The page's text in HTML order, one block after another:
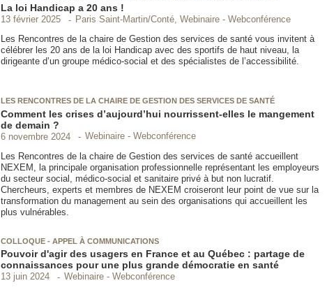
La loi Handicap a 20 ans !
13 février 2025
Paris Saint-Martin/Conté, Webinaire - Webconférence
Les Rencontres de la chaire de Gestion des services de santé vous invitent à
célébrer les 20 ans de la loi Handicap avec des sportifs de haut niveau, la
dirigeante d’un groupe médico-social et des spécialistes de l’accessibilité.
LES RENCONTRES DE LA CHAIRE DE GESTION DES SERVICES DE SANTÉ
Comment les crises d’aujourd’hui nourrissent-elles le mangement
de demain ?
6 novembre 2024
Webinaire - Webconférence
Les Rencontres de la chaire de Gestion des services de santé accueillent
NEXEM, la principale organisation professionnelle représentant les employeurs
du secteur social, médico-social et sanitaire privé à but non lucratif.
Chercheurs, experts et membres de NEXEM croiseront leur point de vue sur la
transformation du management au sein des organisations qui accueillent les
plus vulnérables.
COLLOQUE - APPEL À COMMUNICATIONS
Pouvoir d'agir des usagers en France et au Québec : partage de
connaissances pour une plus grande démocratie en santé
13 juin 2024
Webinaire - Webconférence